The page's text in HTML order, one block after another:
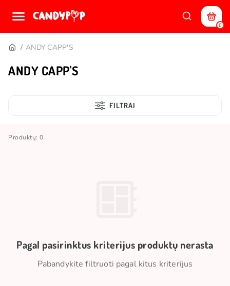
0
ANDY CAPP'S
ANDY CAPP'S
FILTRAI
Produktų: 0
Pagal pasirinktus kriterijus produktų nerasta
Pabandykite filtruoti pagal kitus kriterijus